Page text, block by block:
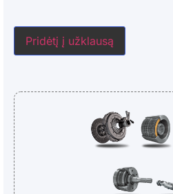
Pridėtį į užklausą